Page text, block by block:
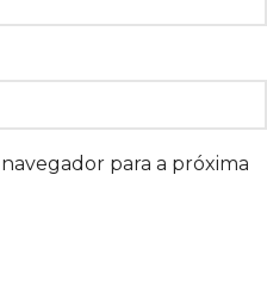
para a próxima